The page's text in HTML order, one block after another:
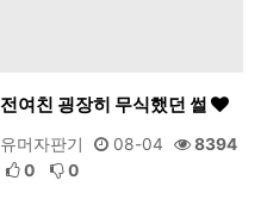
전여친 굉장히 무식했던 썰
유머자판기 08-04
8394
0
0